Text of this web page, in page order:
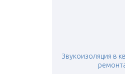
Звукоизоляция в